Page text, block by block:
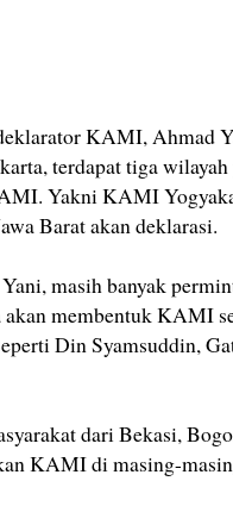
KAMI, Ahmad
terdapat tiga
Yakni KAMI
Barat akan deklarasi.
masih banyak
membentuk KAMI
Din Syamsuddin,
dari Bekasi,
KAMI di masing-